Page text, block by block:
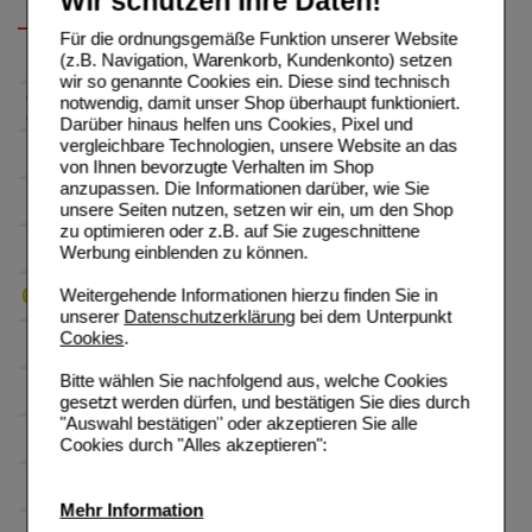
Für die ordnungsgemäße Funktion unserer Website
(z.B. Navigation, Warenkorb, Kundenkonto) setzen
wir so genannte Cookies ein. Diese sind technisch
notwendig, damit unser Shop überhaupt funktioniert.
Darüber hinaus helfen uns Cookies, Pixel und
vergleichbare Technologien, unsere Website an das
von Ihnen bevorzugte Verhalten im Shop
anzupassen. Die Informationen darüber, wie Sie
unsere Seiten nutzen, setzen wir ein, um den Shop
zu optimieren oder z.B. auf Sie zugeschnittene
Werbung einblenden zu können.
Weitergehende Informationen hierzu finden Sie in
unserer Datenschutzerklärungbei dem Unterpunkt
Cookies.
Bitte wählen Sie nachfolgend aus, welche Cookies
gesetzt werden dürfen, und bestätigen Sie dies durch
"Auswahl bestätigen" oder akzeptieren Sie alle
Cookies durch "Alles akzeptieren":
Mehr Information